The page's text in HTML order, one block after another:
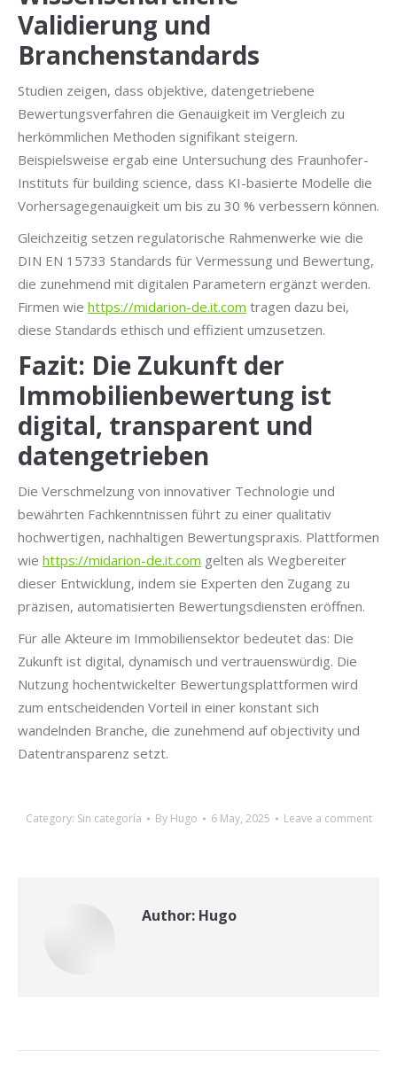
Validierung und
Branchenstandards
Studien zeigen, dass objektive, datengetriebene
Bewertungsverfahren die Genauigkeit im Vergleich zu
herkömmlichen Methoden signifikant steigern.
Beispielsweise ergab eine Untersuchung des Fraunhofer-
Instituts für building science, dass KI-basierte Modelle die
Vorhersagegenauigkeit um bis zu 30 % verbessern können.
Gleichzeitig setzen regulatorische Rahmenwerke wie die
DIN EN 15733 Standards für Vermessung und Bewertung,
die zunehmend mit digitalen Parametern ergänzt werden.
Firmen wie https://midarion-de.it.com tragen dazu bei,
diese Standards ethisch und effizient umzusetzen.
Fazit: Die Zukunft der
Immobilienbewertung ist
digital, transparent und
datengetrieben
Die Verschmelzung von innovativer Technologie und
bewährten Fachkenntnissen führt zu einer qualitativ
hochwertigen, nachhaltigen Bewertungspraxis. Plattformen
wie https://midarion-de.it.com gelten als Wegbereiter
dieser Entwicklung, indem sie Experten den Zugang zu
präzisen, automatisierten Bewertungsdiensten eröffnen.
Für alle Akteure im Immobiliensektor bedeutet das: Die
Zukunft ist digital, dynamisch und vertrauenswürdig. Die
Nutzung hochentwickelter Bewertungsplattformen wird
zum entscheidenden Vorteil in einer konstant sich
wandelnden Branche, die zunehmend auf objectivity und
Datentransparenz setzt.
Category: Sin categoría By Hugo 6 May, 2025 Leave a comment
Author: Hugo